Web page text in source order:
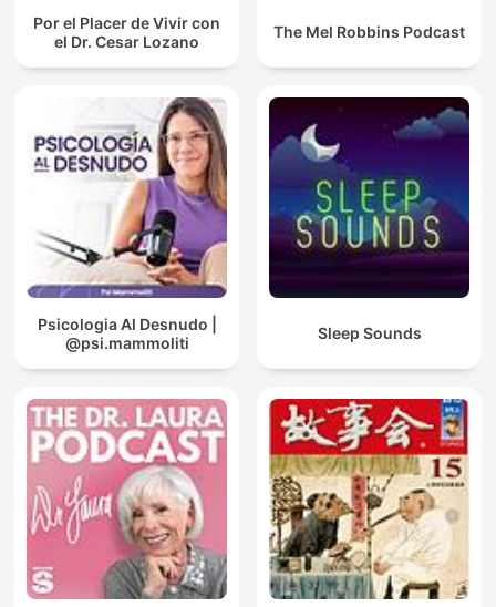
Por el Placer de Vivir con
el Dr. Cesar Lozano
The Mel Robbins Podcast
Psicologia Al Desnudo |
@psi.mammoliti
Sleep Sounds